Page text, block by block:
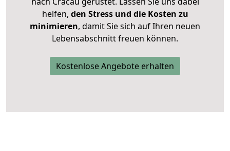
helfen, den Stress und die Kosten zu
minimieren, damit Sie sich auf Ihren neuen
Lebensabschnitt freuen können.
Kostenlose Angebote erhalten